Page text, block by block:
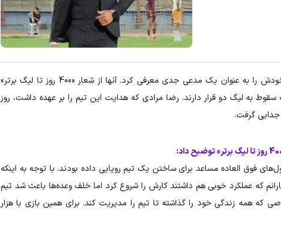
وقتی به لیگ یک صعود، خودش را به عنوان یک مدعی جدی معرفی کرد. آنها از شعار «400 روز تا لیگ برتر»
تا پایان فصل، در منطقه سقوط به لیگ دو قرار دارند. رضا مرادی که هدایت این تیم را بر عهده داشت، روز
گرفت.
فوق العاده مساعد برای ساختن یک تیم رویایی داده بودند. با توجه به اینکه
که عملکرد خوبی هم داشتند کارش را شروع کرد اما خلف وعده‌ها باعث شد تیم
همه زندگی خود را گذاشته تا تیم را مدیریت کند. برای همین بازی با هزار